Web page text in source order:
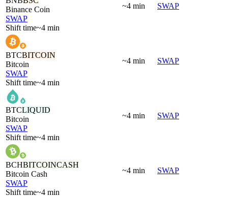
Binance Coin
SWAP
Shift time~4 min
~4 min SWAP
BTCBITCOIN
Bitcoin
SWAP
Shift time~4 min
~4 min SWAP
BTCLIQUID
Bitcoin
SWAP
Shift time~4 min
~4 min SWAP
BCHBITCOINCASH
Bitcoin Cash
SWAP
Shift time~4 min
~4 min SWAP